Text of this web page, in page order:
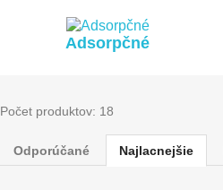
Adsorpčné
Počet produktov: 18
Odporúčané Najlacnejšie